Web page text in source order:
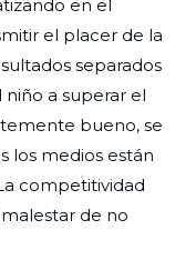
en el
el placer de la
separados
niño a superar el
bueno, se
los medios están
competitividad
de no